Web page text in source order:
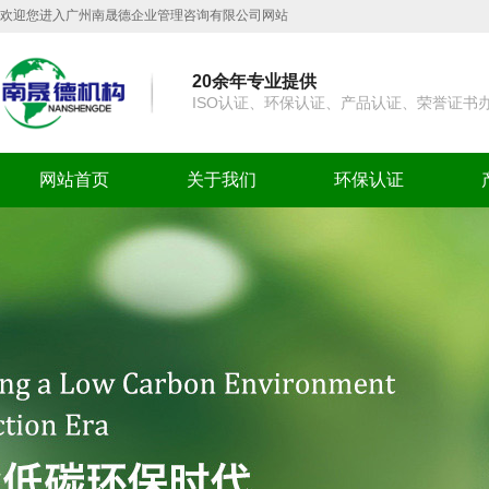
欢迎您进入广州南晟德企业管理咨询有限公司网站
20余年专业提供
ISO认证、环保认证、产品认证、荣誉证书
网站首页 关于我们 环保认证